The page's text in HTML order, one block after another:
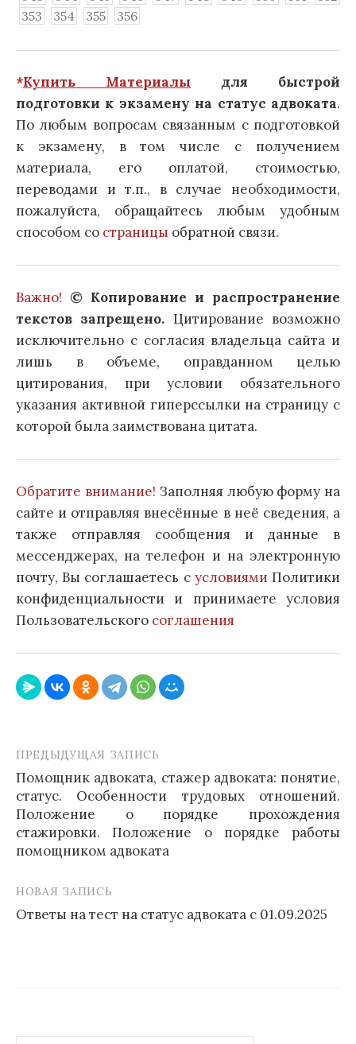
353
354 355 356
*Купить Материалы для быстрой
подготовки к экзамену на статус адвоката.
По любым вопросам связанным с подготовкой
к экзамену, в том числе с получением
материала, его оплатой, стоимостью,
переводами и т.п., в случае необходимости,
пожалуйста, обращайтесь любым удобным
способом со страницы обратной связи.
Важно! © Копирование и распространение
текстов запрещено. Цитирование возможно
исключительно с согласия владельца сайта и
лишь в объеме, оправданном целью
цитирования, при условии обязательного
указания активной гиперссылки на страницу с
которой была заимствована цитата.
Обратите внимание! Заполняя любую форму на
сайте и отправляя внесённые в неё сведения, а
также отправляя сообщения и данные в
мессенджерах, на телефон и на электронную
почту, Вы соглашаетесь с условиями Политики
конфиденциальности и принимаете условия
Пользовательского соглашения
Навигация
по
записям
ПРЕДЫДУЩАЯ ЗАПИСЬ
Помощник адвоката, стажер адвоката: понятие,
статус. Особенности трудовых отношений.
Положение о порядке прохождения
стажировки. Положение о порядке работы
помощником адвоката
НОВАЯ ЗАПИСЬ
Ответы на тест на статус адвоката с 01.09.2025